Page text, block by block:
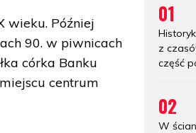
wieku. Później
90. w piwnicach
córka Banku
centrum
01
z
część
02
W